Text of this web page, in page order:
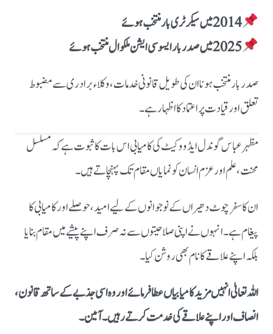
2014 میں سیکرٹری بار منتخب ہوئے
2025 میں صدر بار ایسوسی ایشن ملکوال منتخب ہوئے
صدر بار منتخب ہونا ان کی طویل قانونی خدمات، وکلاء برادری سے مضبوط
تعلق اور قیادت پر اعتماد کا اظہار ہے۔
مظہر عباس گوندل ایڈووکیٹ کی کامیابی اس بات کا ثبوت ہے کہ مسلسل
محنت، علم اور عزم انسان کو نمایاں مقام تک پہنچاتے ہیں۔
ان کا سفر چوٹ دھیراں کے نوجوانوں کے لیے امید، حوصلے اور کامیابی کا
پیغام ہے۔ انہوں نے اپنی صلاحیتوں سے نہ صرف اپنے پیشے میں مقام بنایا
بلکہ اپنے علاقے کا نام بھی روشن کیا۔
اللہ تعالیٰ انہیں مزید کامیابیاں عطا فرمائے اور وہ اسی جذبے کے ساتھ قانون،
انصاف اور اپنے علاقے کی خدمت کرتے رہیں۔ آمین۔